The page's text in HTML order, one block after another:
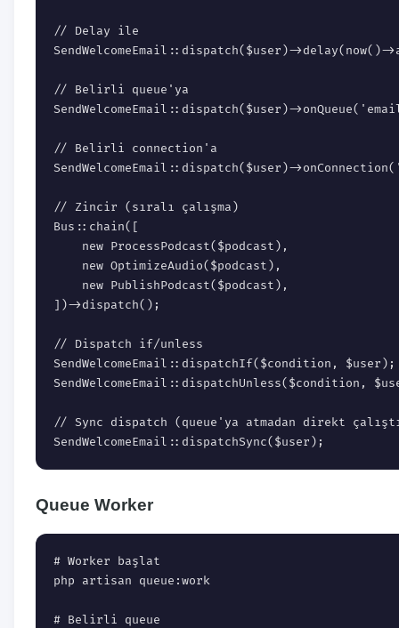
// Delay ile
SendWelcomeEmail::dispatch($user)->delay(now()-
// Belirli queue'ya
SendWelcomeEmail::dispatch($user)-
// Belirli connection'a
SendWelcomeEmail::dispatch($user)-
// Zincir (sıralı çalışma)
Bus::chain([
    new ProcessPodcast($podcast),
    new OptimizeAudio($podcast),
    new PublishPodcast($podcast),
])->dispatch();
// Dispatch if/unless
SendWelcomeEmail::dispatchIf($condition, $user);
SendWelcomeEmail::dispatchUnless($condition,
// Sync dispatch (queue'ya atmadan direkt
SendWelcomeEmail::dispatchSync($user);
Queue Worker
# Worker başlat
php artisan queue:work
# Belirli queue